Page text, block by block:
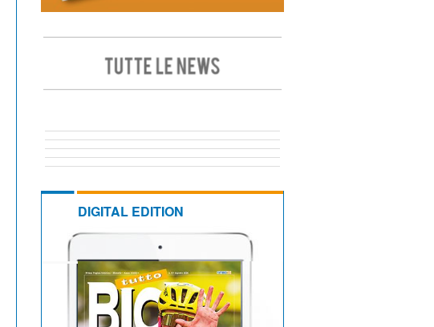
DIGITAL EDITION